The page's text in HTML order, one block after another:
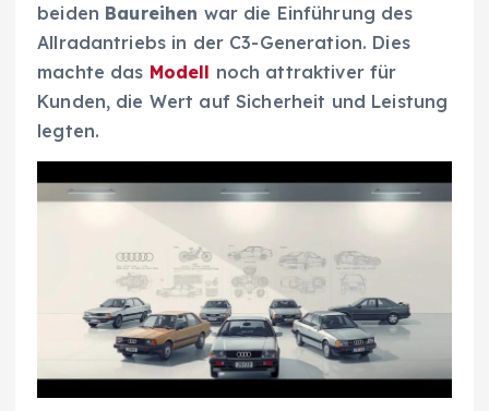
beiden Baureihen war die Einführung des
Allradantriebs in der C3-Generation. Dies
machte das Modell noch attraktiver für
Kunden, die Wert auf Sicherheit und Leistung
legten.